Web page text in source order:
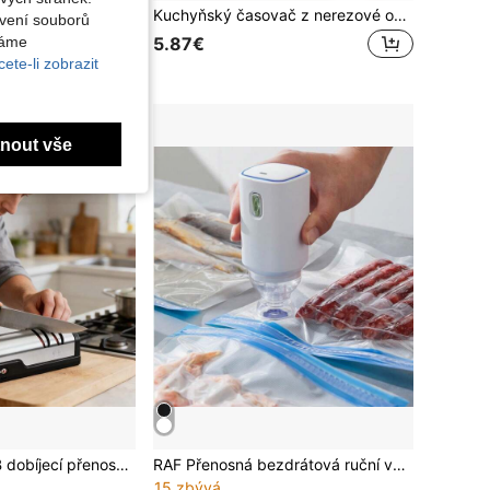
Kuchyňský časovač z nerezové oceli s magnetickým stojánkem - multifunkční, na baterie (AAA), ideální pro vaření a restaurace
5.87€
Profesionální USB dobíjecí přenosný elektrický brousek na nože, nastavitelný 20stupňový rovný brousek na čepel, pro kuchyňské nože, krájecí nože, nože Santoku, loupací nože, malé nože, keramické nože, broušení a leštění
RAF Přenosná bezdrátová ruční vakuová balička, vhodná do domácí kuchyně a kempování. Vakuové skladování pro konzervaci potravin, vakuová , vakuové sáčky. Kempování, kuchyně, skladování v lednici, konzervace potravin, letní speciální nabídka.
souborů
li zobrazit
vše